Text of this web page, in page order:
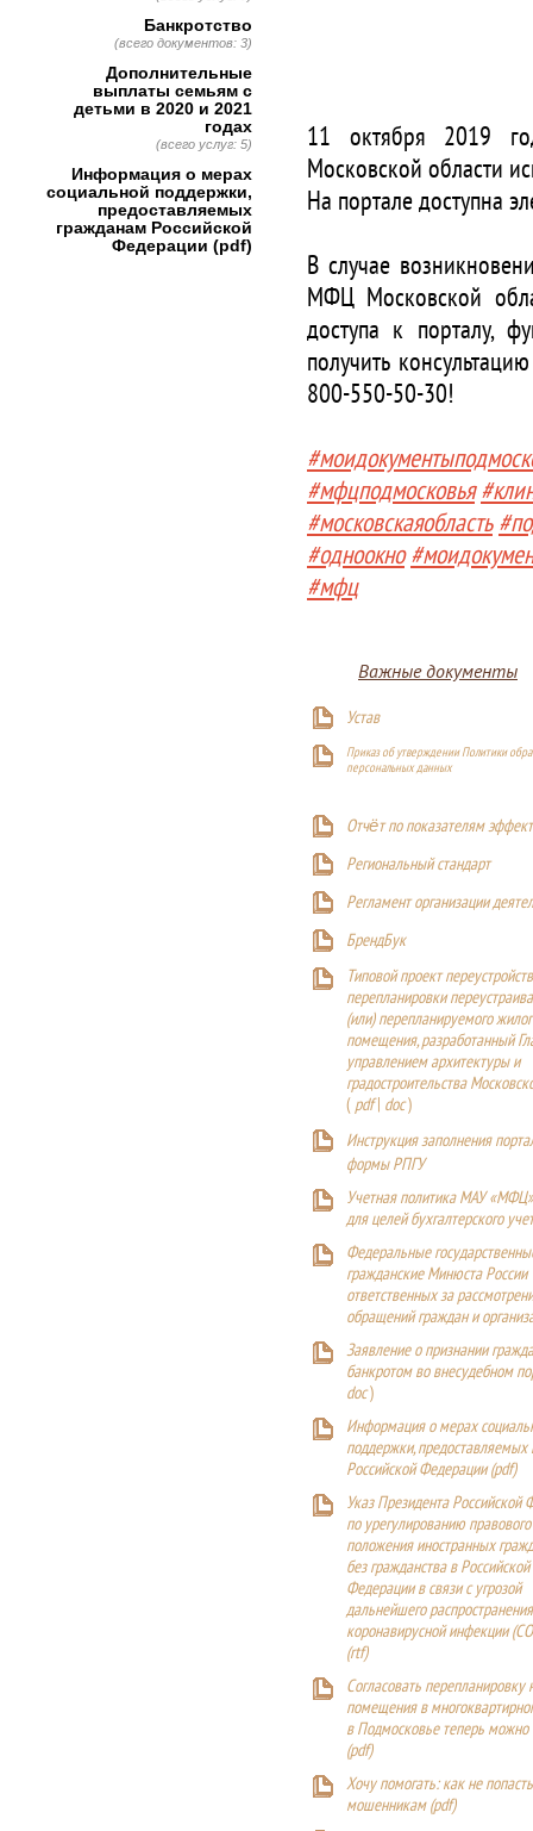
11 октября 2019
Московской области
На портале доступна
В случае
МФЦ Московской
доступа к порталу,
получить
800-550-50-30!
#мфцподмосковья
#московскаяобласть
#одноокно
#мфц
Важные документы
Устав
Приказ об утверждении Политики
персональных данных
Отчёт по показателям
Региональный стандарт
Регламент организации
БрендБук
Типовой проект
перепланировки
(или) перепланируемого
помещения, разработанный
управлением архитектуры и
градостроительства
(pdf| doc)
Инструкция заполнения
формы РПГУ
Учетная политика МАУ
для целей бухгалтерского
Федеральные
гражданские Минюста России
ответственных за
обращений граждан и
Заявление о признании
банкротом во внесудебном
doc)
Информация о мерах
поддержки,
Российской Федерации (pdf)
Указ Президента Российской
по урегулированию правового
положения иностранных
без гражданства в Российской
Федерации в связи с угрозой
дальнейшего
коронавирусной инфекции
(rtf)
Согласовать перепланировку
помещения в
в Подмосковье теперь можно
(pdf)
Хочу помогать: как не
мошенникам (pdf)
Банкротство
(всего документов: 3)
Дополнительные
выплаты семьям с
детьми в 2020 и 2021
годах
(всего услуг: 5)
Информация о мерах
социальной поддержки,
предоставляемых
гражданам Российской
Федерации (pdf)